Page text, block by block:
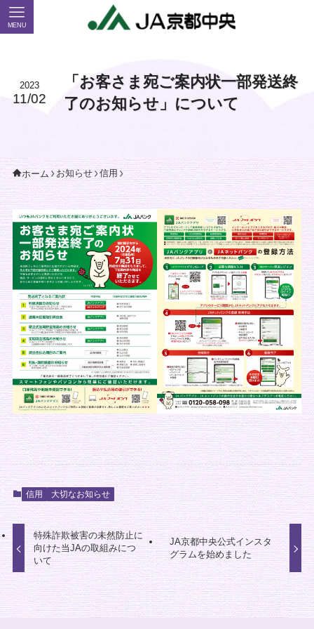
MENU
「お客さま宛ご案内状一部発送終
了のお知らせ」について
2023
11/02
ホーム お知らせ 信用
信用 大切なお知らせ
特殊詐欺被害の未然防止に
向けた当JAの取組みにつ
いて
JA京都中央公式インスタ
グラムを始めました